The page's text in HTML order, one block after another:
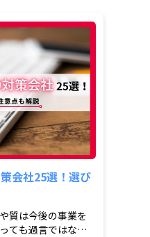
会社25選！選び
質は今後の事業を
ても過言ではない